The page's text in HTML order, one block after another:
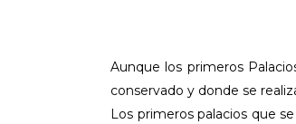
Aunque los primeros
conservado y donde se
Los primeros palacios que